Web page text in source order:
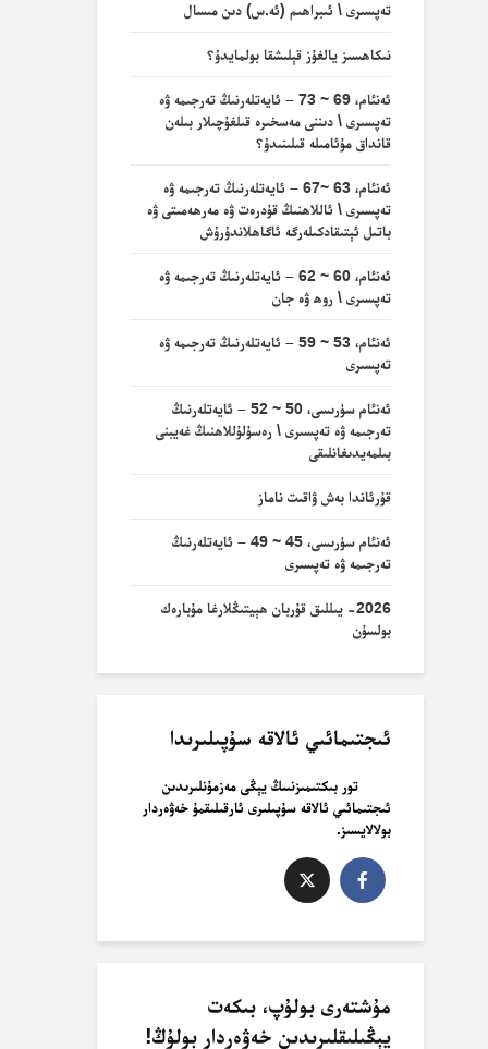
تەپسىرى \ ئىبراھىم (ئە.س) دىن مىسال
نىكاھسىز يالغۇز قېلىشقا بولمايدۇ؟
ئەنئام، 69 ~ 73 – ئايەتلەرنىڭ تەرجىمە ۋە
تەپسىرى \ دىننى مەسخىرە قىلغۇچىلار بىلەن
قانداق مۇئامىلە قىلىنىدۇ؟
ئەنئام، 63 ~67 – ئايەتلەرنىڭ تەرجىمە ۋە
تەپسىرى \ ئاللاھنىڭ قۇدرەت ۋە مەرھەمىتى ۋە
باتىل ئېتىقادكىلەرگە ئاگاھلاندۇرۇش
ئەنئام، 60 ~ 62 – ئايەتلەرنىڭ تەرجىمە ۋە
تەپسىرى \ روھ ۋە جان
ئەنئام، 53 ~ 59 – ئايەتلەرنىڭ تەرجىمە ۋە
تەپسىرى
ئەنئام سۈرىسى، 50 ~ 52 – ئايەتلەرنىڭ
تەرجىمە ۋە تەپسىرى \ رەسۇلۇللاھنىڭ غەيبنى
بىلمەيدىغانلىقى
قۇرئاندا بەش ۋاقىت ناماز
ئەنئام سۈرىسى، 45 ~ 49 – ئايەتلەرنىڭ
تەرجىمە ۋە تەپسىرى
2026- يىللىق قۇربان ھېيتىڭلارغا مۇبارەك
بولسۇن
ئىجتىمائىي ئالاقە سۇپىلىرىدا
تور بىكتىمىزنىىڭ يېڭى مەزمۇنلىرىدىن
ئىجتىمائىي ئالاقە سۇپىلىرى ئارقىلىقمۇ خەۋەردار
بولالايسىز.
مۇشتەرى بولۇپ، بىكەت
يېڭىلىقلىرىدىن خەۋەردار بولۇڭ!